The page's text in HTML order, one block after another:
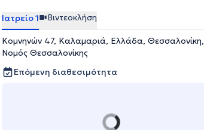
Ιατρείο 1 Βιντεοκλήση
Κομνηνών 47, Καλαμαριά, Ελλάδα, Θεσσαλονίκη,
Νομός Θεσσαλονίκης
Επόμενη διαθεσιμότητα